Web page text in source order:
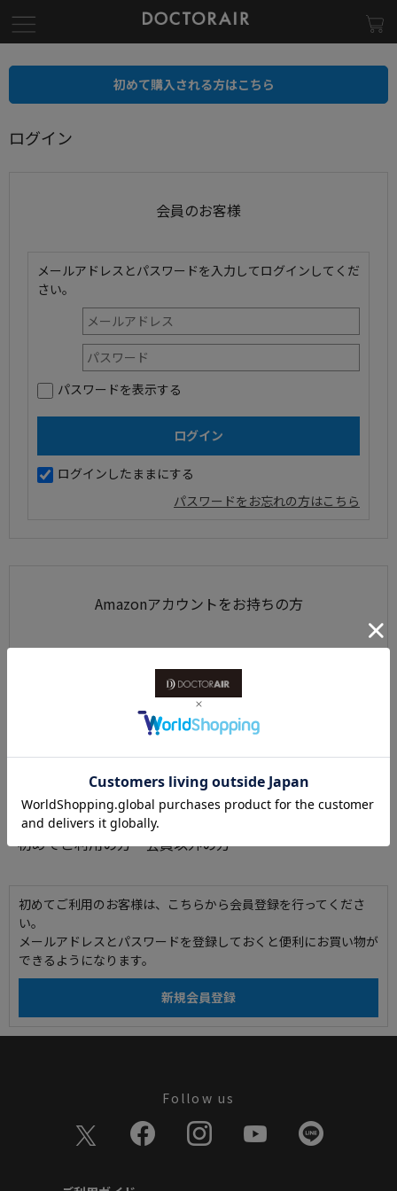
初めて購入される方はこちら
ログイン
会員のお客様
メールアドレスとパスワードを入力してログインしてくだ
さい。
パスワードを表示する
ログインしたままにする
パスワードをお忘れの方はこちら
Amazonアカウントをお持ちの方
Amazonアカウントを利用して会員登録されたお客様は、
AmazonのID、パスワードで、ログインすることができます。
初めてご利用の方・会員以外の方
初めてご利用のお客様は、こちらから会員登録を行ってくださ
い。
メールアドレスとパスワードを登録しておくと便利にお買い物が
できるようになります。
Follow us